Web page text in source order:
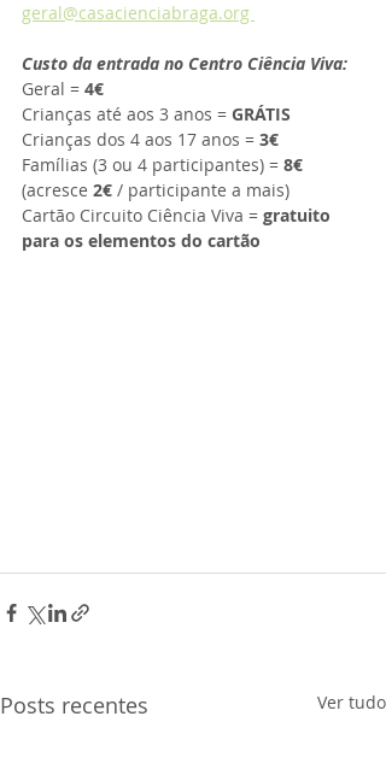
geral@casacienciabraga.org
Custo da entrada no Centro Ciência Viva:
Geral = 4€
Crianças até aos 3 anos = GRÁTIS
Crianças dos 4 aos 17 anos = 3€
Famílias (3 ou 4 participantes) = 8€
(acresce 2€ / participante a mais)
Cartão Circuito Ciência Viva = gratuito
para os elementos do cartão
Posts recentes Ver tudo